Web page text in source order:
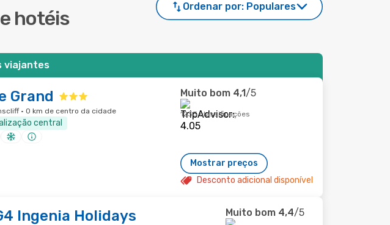
hotéis
Ordenar por: Populares
viajantes
Grand
· 0 km de centro da cidade
central
Muito bom 4,1/5
1233 classificações
Mostrar preços
Desconto adicional disponível
Ingenia Holidays
Muito bom 4,4/5